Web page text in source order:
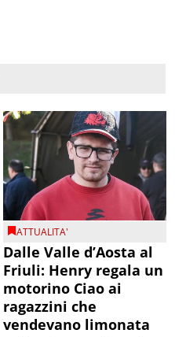
ATTUALITA'
Dalle Valle d’Aosta al
Friuli: Henry regala un
motorino Ciao ai
ragazzini che
vendevano limonata